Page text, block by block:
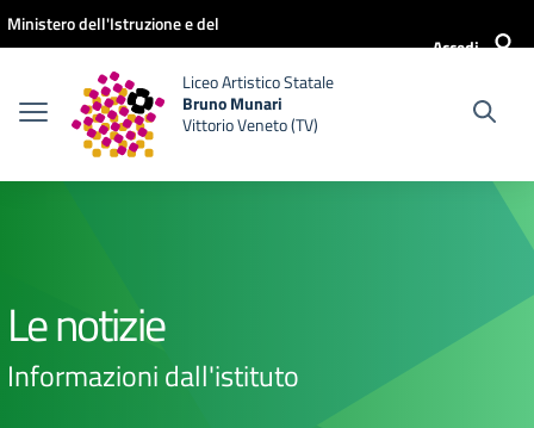
Vai ai contenuti
Vai al menu di navigazione
Vai al footer
Ministero dell'Istruzione e del
Accedi
Liceo Artistico Statale
Bruno Munari
Vittorio Veneto (TV)
Le notizie
Informazioni dall'istituto